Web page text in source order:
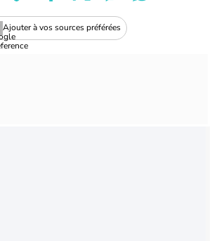
Ajouter à vos sources préférées